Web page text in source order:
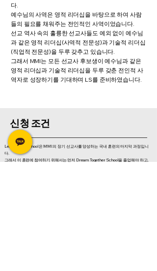
다.
예수님의 사역은 영적 리더십을 바탕으로 하여 사람
들의 필요를 채워주는 전인적인 사역이었습니다.
선교 역사 속의 훌륭한 선교사들도 예외 없이 예수님
과 같은 영적 리더십(사역적 전문성)과 기술적 리더십
(직업적 전문성)을 두루 갖추고 있습니다.
그래서 MMI는 모든 선교사 후보생이 예수님과 같은
영적 리더십과 기술적 리더십을 두루 갖춘 전인적 사
역자로 성장하기를 기대하며 LS를 준비하였습니다.
신청 조건
Leadership School은 MMI의 장기 선교사를 양성하는 국내 훈련의 마지막 과정입니
다.
그래서 이 훈련에 참여하기 위해서는 먼저 Dream Together School을 졸업해야 하고,